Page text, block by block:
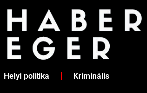
Helyi politika Kriminális